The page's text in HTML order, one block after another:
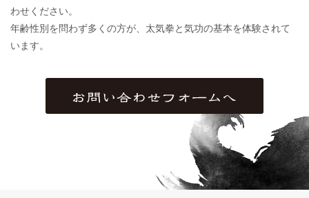
わせください。
年齢性別を問わず多くの方が、太気拳と気功の基本を体験されて
います。